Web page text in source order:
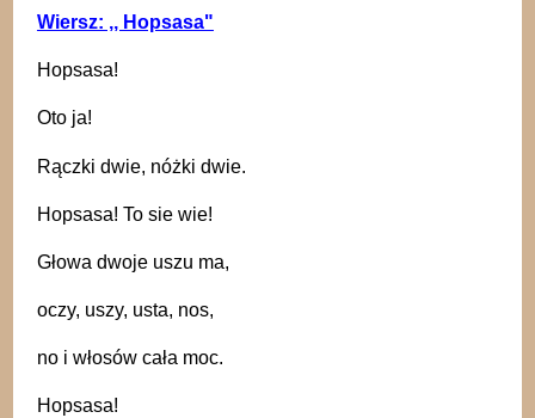
Wiersz: ,, Hopsasa"
Hopsasa!
Oto ja!
Rączki dwie, nóżki dwie.
Hopsasa! To sie wie!
Głowa dwoje uszu ma,
oczy, uszy, usta, nos,
no i włosów cała moc.
Hopsasa!